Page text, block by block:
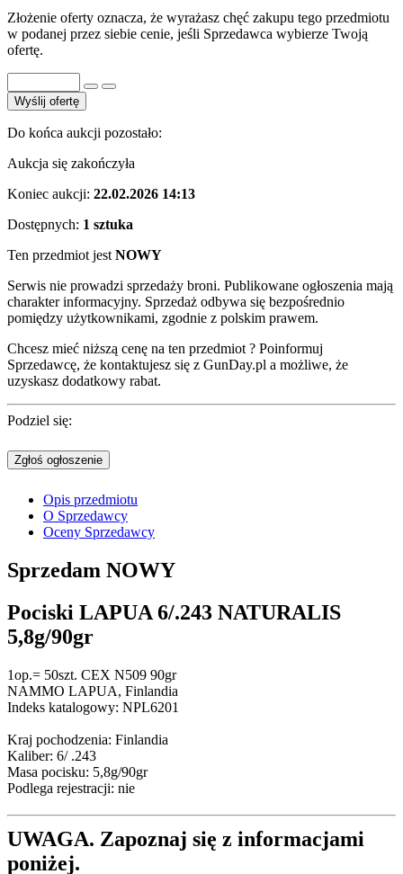
Złożenie oferty oznacza, że wyrażasz chęć zakupu tego przedmiotu
w podanej przez siebie cenie, jeśli Sprzedawca wybierze Twoją
ofertę.
Wyślij ofertę
Do końca aukcji pozostało:
Aukcja się zakończyła
Koniec aukcji: 22.02.2026 14:13
Dostępnych: 1 sztuka
Ten przedmiot jest NOWY
Serwis nie prowadzi sprzedaży broni. Publikowane ogłoszenia mają
charakter informacyjny. Sprzedaż odbywa się bezpośrednio
pomiędzy użytkownikami, zgodnie z polskim prawem.
Chcesz mieć niższą cenę na ten przedmiot ? Poinformuj
Sprzedawcę, że kontaktujesz się z GunDay.pl a możliwe, że
uzyskasz dodatkowy rabat.
Podziel się:
Zgłoś ogłoszenie
Opis przedmiotu
O Sprzedawcy
Oceny Sprzedawcy
Sprzedam NOWY
Pociski LAPUA 6/.243 NATURALIS
5,8g/90gr
1op.= 50szt. CEX N509 90gr
NAMMO LAPUA, Finlandia
Indeks katalogowy: NPL6201
Kraj pochodzenia: Finlandia
Kaliber: 6/ .243
Masa pocisku: 5,8g/90gr
Podlega rejestracji: nie
UWAGA. Zapoznaj się z informacjami
poniżej.